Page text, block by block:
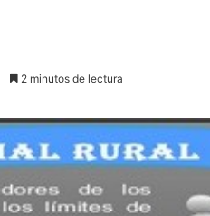
2 minutos de lectura